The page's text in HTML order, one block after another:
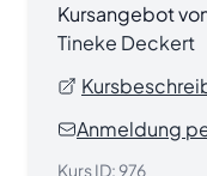
Kursangebot
Tineke Deckert
Anmeldung
Kurs ID: 976